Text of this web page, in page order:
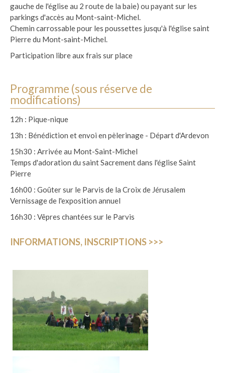
gauche de l'église au 2 route de la baie) ou payant sur les
parkings d'accès au Mont-saint-Michel.
Chemin carrossable pour les poussettes jusqu'à l'église saint
Pierre du Mont-saint-Michel.
Participation libre aux frais sur place
Programme (sous réserve de
modifications)
12h : Pique-nique
13h : Bénédiction et envoi en pèlerinage - Départ d'Ardevon
15h30 : Arrivée au Mont-Saint-Michel
Temps d'adoration du saint Sacrement dans l'église Saint
Pierre
16h00 : Goûter sur le Parvis de la Croix de Jérusalem
Vernissage de l'exposition annuel
16h30 : Vêpres chantées sur le Parvis
INFORMATIONS, INSCRIPTIONS >>>